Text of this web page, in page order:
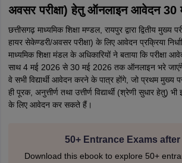
अवसर परीक्षा) हेतु ऑनलाइन आवेदन 30
छत्तीसगढ़ माध्यमिक शिक्षा मण्डल, रायपुर द्वारा द्वितीय मुख्य
हायर सेकेण्डरी/अवसर परीक्षा) के लिए आवेदन प्रक्रिया
माध्यमिक शिक्षा मंडल के अधिकारियों ने बताया कि परीक्षा
साथ 4 मई 2026 से 30 मई 2026 तक ऑनलाइन भरे जाएंगे।
वे सभी विद्यार्थी आवेदन करने के पात्र होंगे, जो प्रथम मुख्य
ही पूरक, अनुत्तीर्ण तथा उत्तीर्ण विद्यार्थी (श्रेणी सुधार हेतु) भी
के लिए आवेदन कर सकते हैं।
50+ Entrance Exams after
Download this ebook to explore 50+